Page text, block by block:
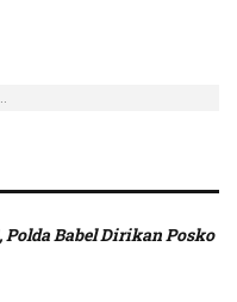
Polda Babel Dirikan Posko